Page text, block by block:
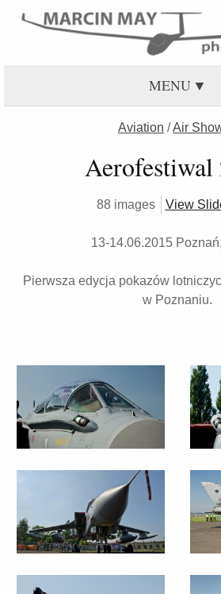
MENU
Aviation /Air
Aerofestiwal
88 images View
13-14.06.2015
Pierwsza edycja pokazów
w Poznaniu.